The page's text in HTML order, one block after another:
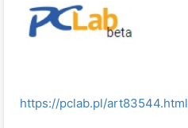
https://pclab.pl/art83544.html